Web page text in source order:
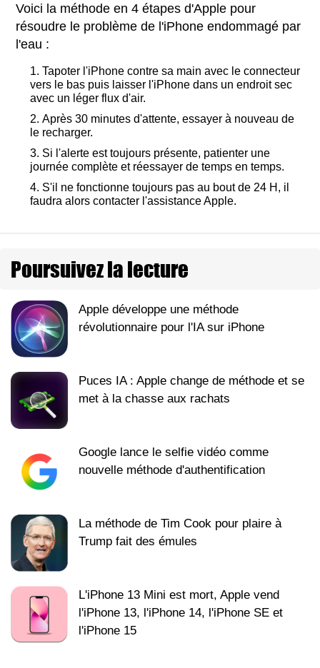
Voici la méthode en 4 étapes d'Apple pour
résoudre le problème de l'iPhone endommagé par
l'eau :
Tapoter l'iPhone contre sa main avec le connecteur
vers le bas puis laisser l'iPhone dans un endroit sec
avec un léger flux d'air.
Après 30 minutes d'attente, essayer à nouveau de
le recharger.
Si l'alerte est toujours présente, patienter une
journée complète et réessayer de temps en temps.
S'il ne fonctionne toujours pas au bout de 24 H, il
faudra alors contacter l'assistance Apple.
Poursuivez la lecture
Apple développe une méthode
révolutionnaire pour l'IA sur iPhone
Puces IA : Apple change de méthode et se
met à la chasse aux rachats
Google lance le selfie vidéo comme
nouvelle méthode d'authentification
La méthode de Tim Cook pour plaire à
Trump fait des émules
L'iPhone 13 Mini est mort, Apple vend
l'iPhone 13, l'iPhone 14, l'iPhone SE et
l'iPhone 15